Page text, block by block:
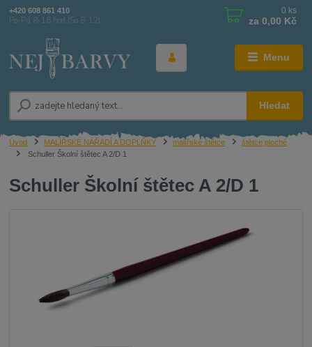
Menu
Hledat
+420 608 861 410
Po-Pá 8-16 hod (So 8-12)
0 ks
za 0,00 Kč
Úvod MALÍŘSKÉ NÁŘADÍ A DOPLŇKY malířské štětce
štětce ploché
Schuller Školní štětec A 2/D 1
Schuller Školní štětec A 2/D 1